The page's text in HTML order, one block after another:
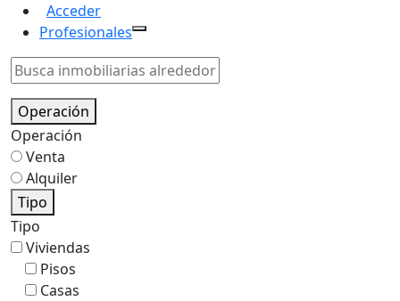
Acceder
Profesionales
Operación
Operación
Venta
Alquiler
Tipo
Tipo
Viviendas
Pisos
Casas